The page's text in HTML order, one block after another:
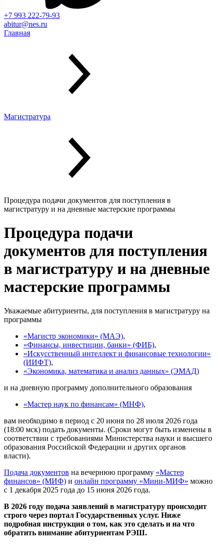
+7 993 222-79-93
abitur@nes.ru
Главная
Магистратура
Процедура подачи документов для поступления в
магистратуру и на дневные мастерские программы
Процедура подачи
документов для поступления
в магистратуру и на дневные
мастерские программы
Уважаемые абитуриенты, для поступления в магистратуру на
программы
«Магистр экономики» (МАЭ),
«Финансы, инвестиции, банки» (ФИБ),
«Искусственный интеллект и финансовые технологии»
(ИИФТ),
«Экономика, математика и анализ данных» (ЭМАД)
и на дневную программу дополнительного образования
«Мастер наук по финансам» (МНФ),
вам необходимо в период с 20 июня по 28 июля 2026 года
(18:00 мск) подать документы. (Сроки могут быть изменены в
соответствии с требованиями Министерства науки и высшего
образования Российской Федерации и других органов
власти).
Подача документов на вечернюю программу «Мастер
финансов» (МИФ) и онлайн программу «Мини-МИФ» можно
с 1 декабря 2025 года до 15 июня 2026 года.
В 2026 году подача заявлений в магистратуру происходит
строго через портал Государственных услуг. Ниже
подробная инструкция о том, как это сделать и на что
обратить внимание абитуриентам РЭШ.